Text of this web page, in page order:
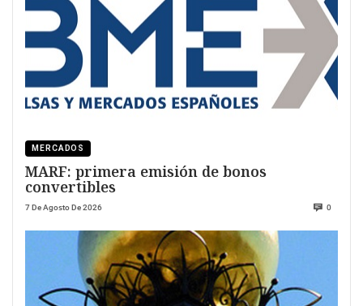
MERCADOS
MARF: primera emisión de bonos
convertibles
7 De Agosto De 2026 0